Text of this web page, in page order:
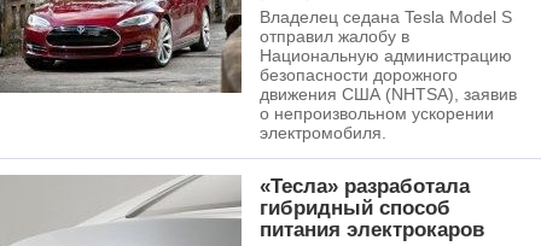
Владелец седана Tesla Model S
отправил жалобу в
Национальную администрацию
безопасности дорожного
движения США (NHTSA), заявив
о непроизвольном ускорении
электромобиля.
«Тесла» разработала
гибридный способ
питания электрокаров